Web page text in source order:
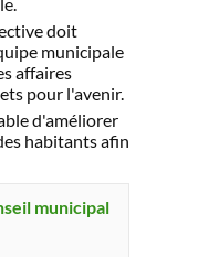
doit
municipale
affaires
pour l'avenir.
d'améliorer
habitants afin
municipal